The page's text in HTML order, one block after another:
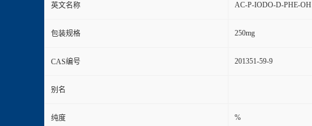
英文名称 AC-P-IODO-D-PHE-OH
包装规格 250mg
CAS编号 201351-59-9
别名
纯度 %